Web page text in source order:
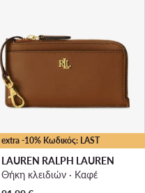
extra -10% Κωδικός: LAST
LAUREN RALPH LAUREN
Θήκη κλειδιών · Καφέ